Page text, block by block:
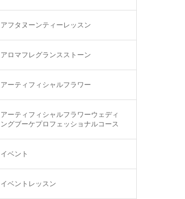
アフタヌーンティーレッスン
アロマフレグランスストーン
アーティフィシャルフラワー
アーティフィシャルフラワーウェディ
ングブーケプロフェッショナルコース
イベント
イベントレッスン